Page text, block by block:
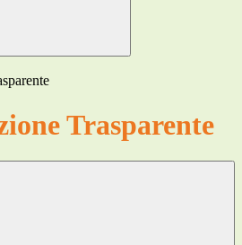
Trasparente